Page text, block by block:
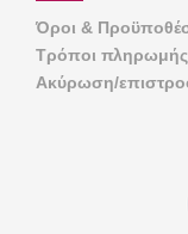
Όροι &
Τρόποι
Ακύρωση/